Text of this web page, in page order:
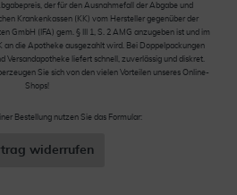
der für den Ausnahmefall der Abgabe und
Krankenkassen (KK) vom Hersteller gegenüber der
GmbH (IFA) gem. § III 1, S. 2 AMG anzugeben ist und im
an die Apotheke ausgezahlt wird. Bei Doppelpackungen
Versandapotheke liefert schnell, zuverlässig und diskret.
Sie sich von den vielen Vorteilen unseres Online-
Shops!
Bestellung nutzen Sie das Formular:
widerrufen